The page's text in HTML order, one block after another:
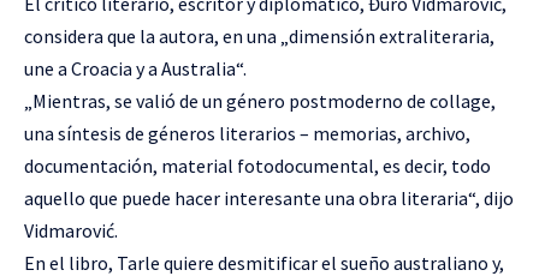
considera que la autora, en una „dimensión extraliteraria,
une a Croacia y a Australia“.
„Mientras, se valió de un género postmoderno de collage,
una síntesis de géneros literarios – memorias, archivo,
documentación, material fotodocumental, es decir, todo
aquello que puede hacer interesante una obra literaria“, dijo
Vidmarović.
En el libro, Tarle quiere desmitificar el sueño australiano y,